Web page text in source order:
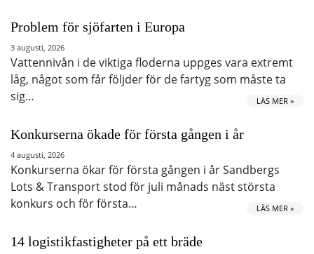
Problem för sjöfarten i Europa
3 augusti, 2026
Vattennivån i de viktiga floderna uppges vara extremt
låg, något som får följder för de fartyg som måste ta
sig…
LÄS MER »
Konkurserna ökade för första gången i år
4 augusti, 2026
Konkurserna ökar för första gången i år Sandbergs
Lots & Transport stod för juli månads näst största
konkurs och för första…
LÄS MER »
14 logistikfastigheter på ett bräde